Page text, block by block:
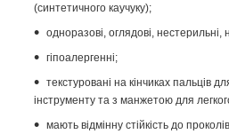
(синтетичного каучуку);
одноразові, оглядові, нестерильні,
гіпоалергенні;
текстуровані на кінчиках пальців
інструменту та з манжетою для
мають відмінну стійкість до